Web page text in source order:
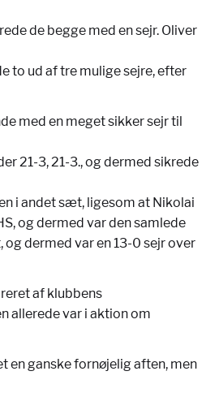
de begge med en sejr. Oliver
to ud af tre mulige sejre, efter
med en meget sikker sejr til
21-3, 21-3., og dermed sikrede
i andet sæt, ligesom at Nikolai
og dermed var den samlede
dermed var en 13-0 sejr over
af klubbens
allerede var i aktion om
en ganske fornøjelig aften, men